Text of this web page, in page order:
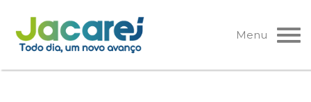
Pular
para
o
Menu